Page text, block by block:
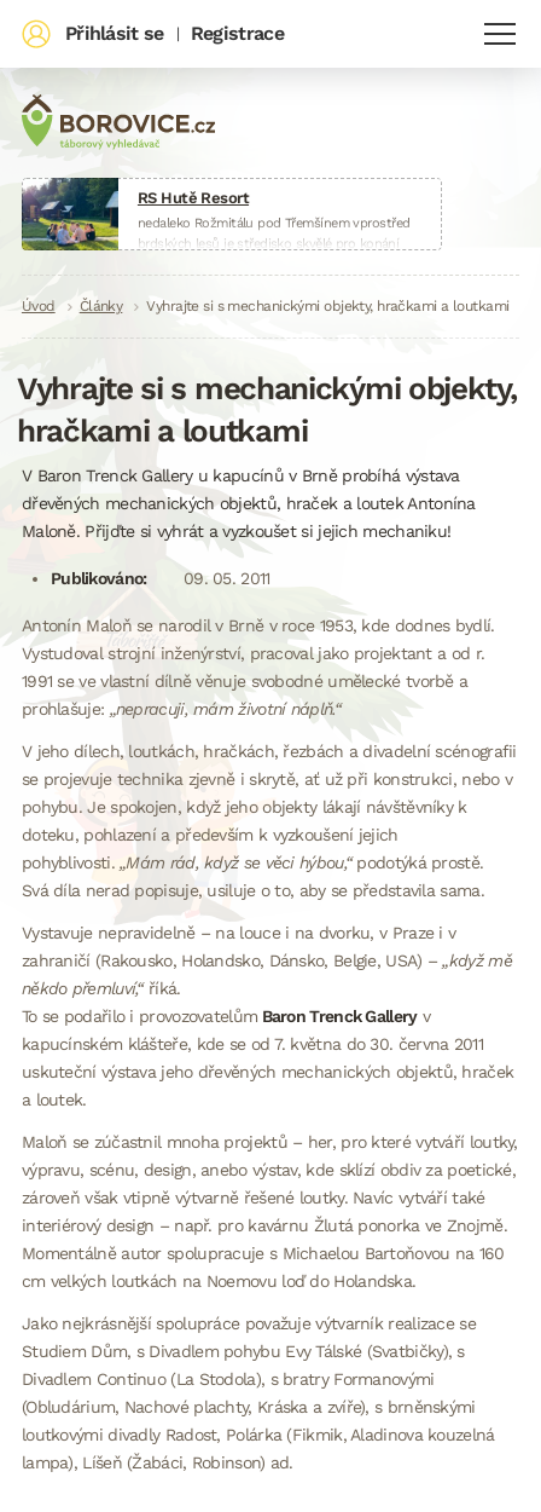
RS Hutě Resort
nedaleko Rožmitálu pod Třemšínem vprostřed
brdských lesů je středisko skvělé pro konání
www.huteresort.cz
Přihlásit se | Registrace
Drobečková
Úvod Články Vyhrajte si s mechanickými objekty, hračkami a loutkami
Vyhrajte si s mechanickými objekty,
hračkami a loutkami
V Baron Trenck Gallery u kapucínů v Brně probíhá výstava
dřevěných mechanických objektů, hraček a loutek Antonína
Maloně. Přijďte si vyhrát a vyzkoušet si jejich mechaniku!
Publikováno: 09. 05. 2011
Antonín Maloň se narodil v Brně v roce 1953, kde dodnes bydlí.
Vystudoval strojní inženýrství, pracoval jako projektant a od r.
1991 se ve vlastní dílně věnuje svobodné umělecké tvorbě a
prohlašuje: „nepracuji, mám životní náplň.“
V jeho dílech, loutkách, hračkách, řezbách a divadelní scénografii
se projevuje technika zjevně i skrytě, ať už při konstrukci, nebo v
pohybu. Je spokojen, když jeho objekty lákají návštěvníky k
doteku, pohlazení a především k vyzkoušení jejich
pohyblivosti.„Mám rád, když se věci hýbou,“podotýká prostě.
Svá díla nerad popisuje, usiluje o to, aby se představila sama.
Vystavuje nepravidelně – na louce i na dvorku, v Praze i v
zahraničí (Rakousko, Holandsko, Dánsko, Belgie, USA) –„když mě
někdo přemluví,“říká.
To se podařilo i provozovatelům Baron Trenck Galleryv
kapucínském klášteře, kde se od 7. května do 30. června 2011
uskuteční výstava jeho dřevěných mechanických objektů, hraček
a loutek.
Maloň se zúčastnil mnoha projektů – her, pro které vytváří loutky,
výpravu, scénu, design, anebo výstav, kde sklízí obdiv za poetické,
zároveň však vtipně výtvarně řešené loutky. Navíc vytváří také
interiérový design – např. pro kavárnu Žlutá ponorka ve Znojmě.
Momentálně autor spolupracuje s Michaelou Bartoňovou na 160
cm velkých loutkách na Noemovu loď do Holandska.
Jako nejkrásnější spolupráce považuje výtvarník realizace se
Studiem Dům, s Divadlem pohybu Evy Tálské (Svatbičky), s
Divadlem Continuo (La Stodola), s bratry Formanovými
(Obludárium, Nachové plachty, Kráska a zvíře), s brněnskými
loutkovými divadly Radost, Polárka (Fikmik, Aladinova kouzelná
lampa), Líšeň (Žabáci, Robinson) ad.